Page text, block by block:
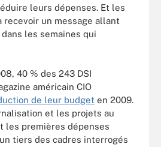
leurs dépenses. Et les
recevoir un message allant
les semaines qui
40 % des 243 DSI
américain CIO
de leur budget en 2009.
et les projets au
les premières dépenses
tiers des cadres interrogés